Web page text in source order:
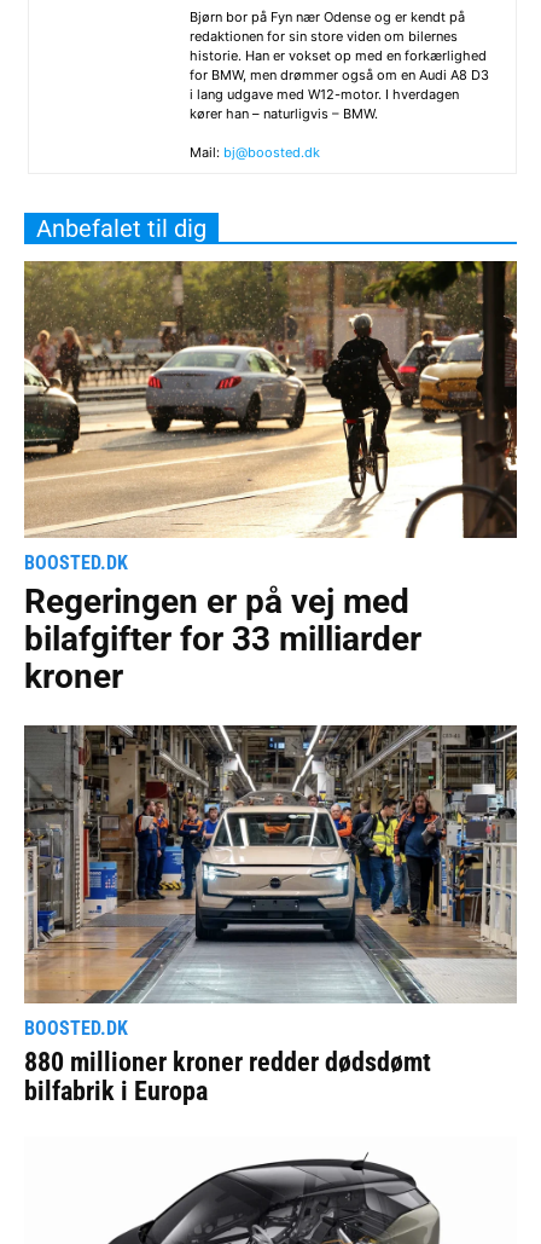
Bjørn bor på Fyn nær Odense og er kendt på
redaktionen for sin store viden om bilernes
historie. Han er vokset op med en forkærlighed
for BMW, men drømmer også om en Audi A8 D3
i lang udgave med W12-motor. I hverdagen
kører han – naturligvis – BMW.
Mail: bj@boosted.dk